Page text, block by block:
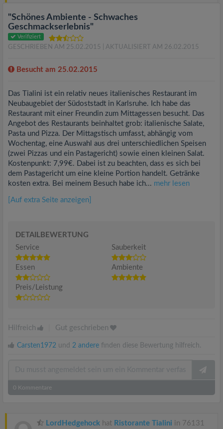
"Schönes Ambiente - Schwaches
Geschmackserlebnis"
Verifiziert
GESCHRIEBEN AM 25.02.2015 | AKTUALISIERT AM 26.02.2015
Besucht am 25.02.2015
Das Tialini ist ein relativ neues italienisches Restaurant im
Neubaugebiet der Südoststadt in Karlsruhe. Ich habe das
Restaurant mit einer Freundin zum Mittagessen besucht. Das
Angebot des Restaurants beinhaltet grob: italienische Salate,
Pasta und Pizza. Der Mittagstisch umfasst, abhängig vom
Wochentag, eine Auswahl aus drei unterschiedlichen Speisen
(zwei Pizzas und ein Pastagericht) sowie einen kleinen Salat.
Kostenpunkt: 7,99€. Dabei ist zu beachten, dass es sich bei
dem Pastagericht um eine kleine Portion handelt. Getränke
kosten extra. Bei meinem Besuch habe ich... mehr lesen
[Auf extra Seite anzeigen]
DETAILBEWERTUNG
Service
Sauberkeit
Essen Ambiente
Preis/Leistung
Hilfreich Gut geschrieben
Carsten1972 und 2 andere finden diese Bewertung hilfreich.
0 Kommentare
LordHedgehock hat Ristorante Tialini in 76131